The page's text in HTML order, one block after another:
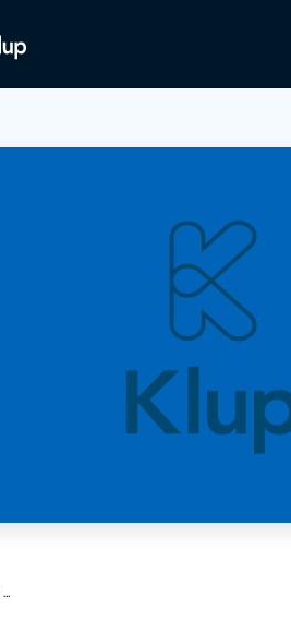
Hapje eten bij Nonna’s Cucina in Berkel